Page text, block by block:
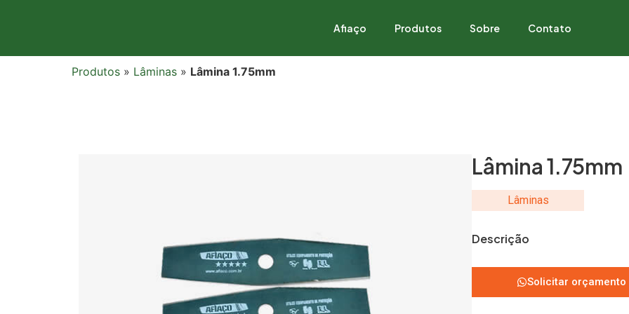
Afiaço Produtos Sobre Contato
Produtos » Lâminas » Lâmina 1.75mm
Lâmina 1.75mm
Lâminas
Descrição
Solicitar orçamento